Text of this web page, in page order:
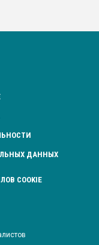
ДАННЫХ
COOKIE